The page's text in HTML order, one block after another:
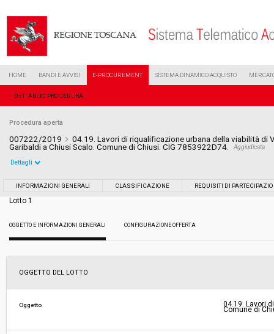
HOME BANDI E AVVISI E-PROCUREMENT SISTEMA DINAMICO ACQUISTO
DETTAGLIO PROCEDURA
Procedura aperta
007222/2019
04.19. Lavori di riqualificazione urbana della viabilità di
Garibaldi a Chiusi Scalo. Comune di Chiusi. CIG 7853922D74.
Aggiudicata
Tipo di contratto:
Data pubblicazione:
Svolgimento:
Responsabile attuale:
UNIONE DEI COMUNI VALDICHIANA SENESE -
Dettagli
INFORMAZIONI GENERALI CLASSIFICAZIONE REQUISITI DI
Lotto 1
OGGETTO E INFORMAZIONI GENERALI CONFIGURAZIONE OFFERTA
OGGETTO DEL LOTTO
Oggetto 04.19. Lavori
Comune di